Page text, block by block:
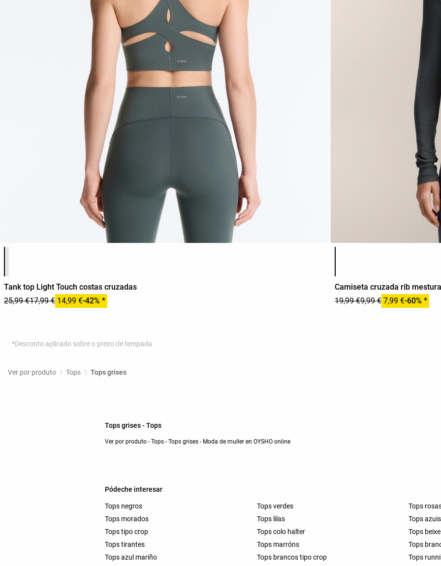
Tank top Light Touch costas cruzadas
25,99 €17,99 € 14,99 €-42% *
Camiseta cruzada rib
19,99 €9,99 € 7,99 €-60% *
*Desconto aplicado sobre o prezo de tempada
Ver por produto Tops Tops grises
Tops grises - Tops
Ver por produto - Tops - Tops grises - Moda de muller en OYSHO online
Pódeche interesar
Tops negros Tops verdes
Tops
Tops morados
Tops lilas
Tops azuis
Tops tipo crop
Tops colo halter
Tops beixe
Tops tirantes
Tops marróns
Tops
Tops azul mariño
Tops brancos tipo crop
Tops